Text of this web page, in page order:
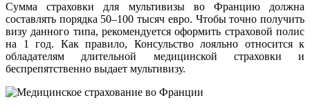
Сумма страховки для мультивизы во Францию должна
составлять порядка 50–100 тысяч евро. Чтобы точно получить
визу данного типа, рекомендуется оформить страховой полис
на 1 год. Как правило, Консульство лояльно относится к
обладателям длительной медицинской страховки и
беспрепятственно выдает мультивизу.